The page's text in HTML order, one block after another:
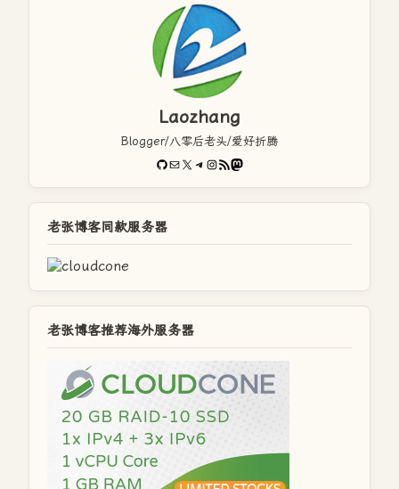
Laozhang
Blogger/八零后老头/爱好折腾
GitHub
电子邮件X Telegram
Instagram
RSS FeedMastodon
老张博客同款服务器
老张博客推荐海外服务器